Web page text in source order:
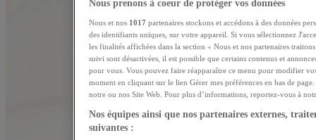
Nous prenons à coeur de protéger vos données
Nous et nos 1017 partenaires stockons et accédons à des données
des identifiants uniques, sur votre appareil. Si vous sélectionnez
les finalités affichées dans la section « Nous et nos partenaires
suivi sont désactivées, il est possible que certains contenus et
pour vous. Vous pouvez faire réapparaître ce menu pour modifier
moment en cliquant sur le lien Gérer mes préférences en bas de
notre ou nos Site Web. Pour plus d’informations, reportez-vous à
Nos équipes ainsi que nos partenaires externes,
suivantes :